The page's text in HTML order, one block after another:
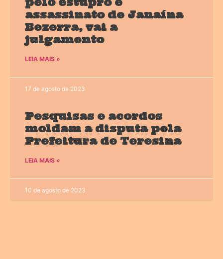
assassinato de Janaína
Bezerra, vai a
julgamento
LEIA MAIS »
17 de agosto de 2023
Pesquisas e acordos
moldam a disputa pela
Prefeitura de Teresina
LEIA MAIS »
10 de agosto de 2023